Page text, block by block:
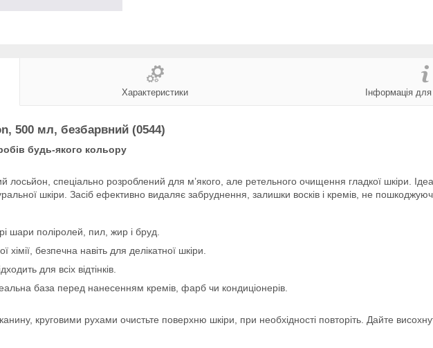
Характеристики Інформація
500 мл, безбарвний (0544)
будь-якого кольору
спеціально розроблений для м’якого, але ретельного очищення гладкої шкіри.
шкіри. Засіб ефективно видаляє забруднення, залишки восків і кремів, не
шари поліролей, пил, жир і бруд.
хімії, безпечна навіть для делікатної шкіри.
для всіх відтінків.
база перед нанесенням кремів, фарб чи кондиціонерів.
круговими рухами очистьте поверхню шкіри, при необхідності повторіть. Дайте